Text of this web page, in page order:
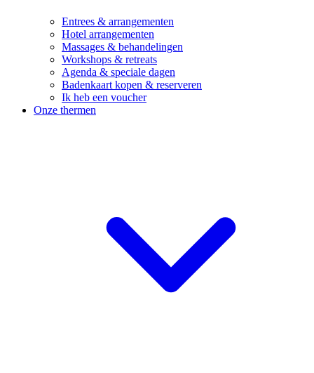
Entrees & arrangementen
Hotel arrangementen
Massages & behandelingen
Workshops & retreats
Agenda & speciale dagen
Badenkaart kopen & reserveren
Ik heb een voucher
Onze thermen